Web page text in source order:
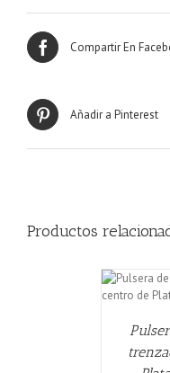
Compartir En
Añadir a Pinterest
Productos